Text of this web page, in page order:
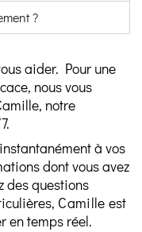
?
aider. Pour une
nous vous
notre
à vos
dont vous avez
des questions
Camille est
en temps réel.